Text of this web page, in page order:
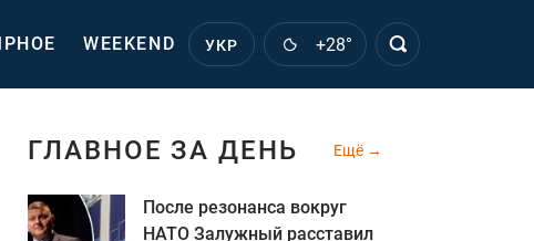
WEEKEND УКР +28°
ГЛАВНОЕ ЗА ДЕНЬ Ещё
После резонанса вокруг
НАТО Залужный расставил